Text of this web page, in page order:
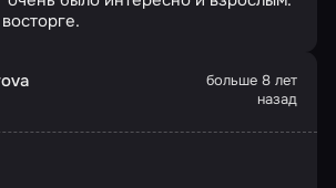
больше 8 лет
назад